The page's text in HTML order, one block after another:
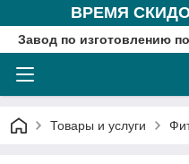
ВРЕМЯ
Завод по изготовлению
Товары и услуги